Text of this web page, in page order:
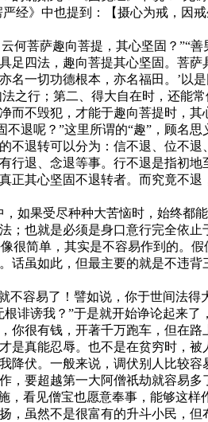
经》中也提到：【摄心为戒，因
菩萨趣向菩提，其心坚固？”“善
四法，趣向菩提其心坚固。菩萨
一切功德根本，亦名福田。’以
之行；第二、得大自在时，还能
不毁犯，才能于趣向菩提时，其
呢？”这里所谓的“趣”，顾名思
退转可以分为：信不退、位不
退、念退等事。行不退是指初
其心坚固不退转者。而究竟不
果受尽种种大苦恼时，始终都
也就是必须是身口意行完全依止
很简单，其实是不容易作到的。
虽如此，但最主要的就是不违
容易了！譬如说，你于世间法得
诽谤我？”于是就开始诤论起来
很有钱，开著千万跑车，但在
真能忍辱。也不是在贫穷时，
伏。一般来说，调伏别人比较
，要超越第一大阿僧祇劫就容易多
看见僧宝也愿意奉事，能够这样
虽然不是很富有的升斗小民，